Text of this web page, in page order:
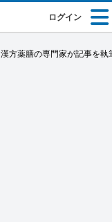
ログイン
漢方薬膳の専門家が記事を執